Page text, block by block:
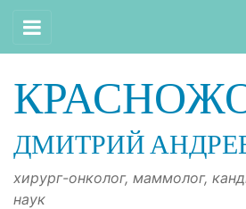
ДМИТРИЙ
хирург-онколог, маммолог,
наук